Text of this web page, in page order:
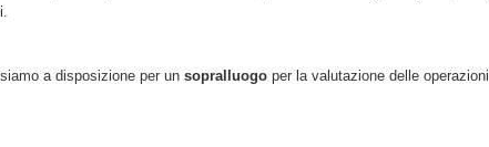
a disposizione per un sopralluogo per la valutazione delle